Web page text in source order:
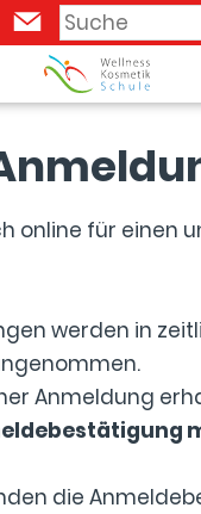
online für einen
werden in
Anmeldung
die